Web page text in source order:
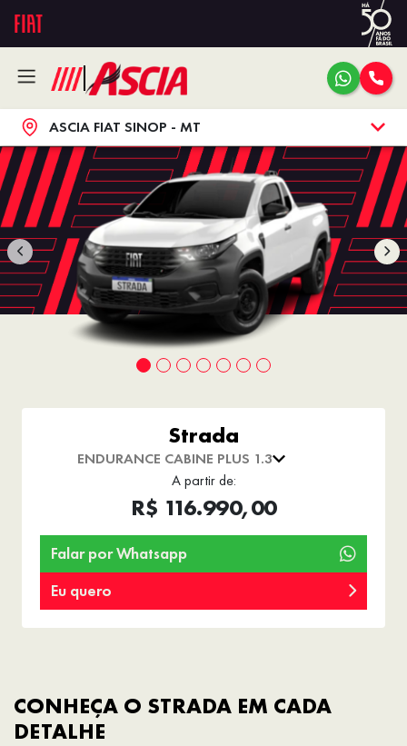
ASCIA FIAT SINOP - MT
Strada
ENDURANCE CABINE PLUS 1.3
A partir de:
R$ 116.990,00
Falar por Whatsapp
Eu quero
CONHEÇA O STRADA EM CADA
DETALHE